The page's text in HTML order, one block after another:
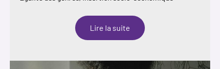
Lire la suite
Carrefour